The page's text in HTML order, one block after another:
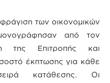
των οικονομικών
από τον
Επιτροπής και
έκπτωσης για κάθε
κατάθεσης. Οι